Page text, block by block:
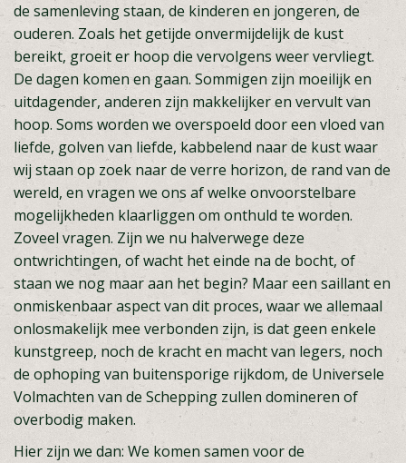
de samenleving staan, de kinderen en jongeren, de
ouderen. Zoals het getijde onvermijdelijk de kust
bereikt, groeit er hoop die vervolgens weer vervliegt.
De dagen komen en gaan. Sommigen zijn moeilijk en
uitdagender, anderen zijn makkelijker en vervult van
hoop. Soms worden we overspoeld door een vloed van
liefde, golven van liefde, kabbelend naar de kust waar
wij staan op zoek naar de verre horizon, de rand van de
wereld, en vragen we ons af welke onvoorstelbare
mogelijkheden klaarliggen om onthuld te worden.
Zoveel vragen. Zijn we nu halverwege deze
ontwrichtingen, of wacht het einde na de bocht, of
staan we nog maar aan het begin? Maar een saillant en
onmiskenbaar aspect van dit proces, waar we allemaal
onlosmakelijk mee verbonden zijn, is dat geen enkele
kunstgreep, noch de kracht en macht van legers, noch
de ophoping van buitensporige rijkdom, de Universele
Volmachten van de Schepping zullen domineren of
overbodig maken.
Hier zijn we dan: We komen samen voor de